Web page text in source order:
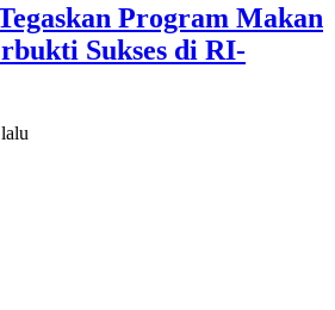
Program Makan
Sukses di RI-